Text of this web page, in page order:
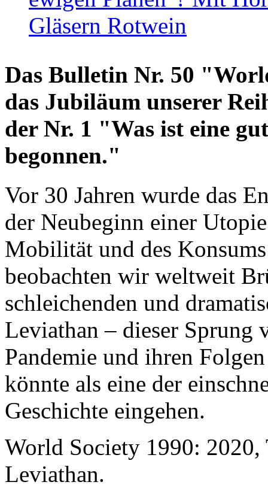
Gläsern Rotwein
Das Bulletin Nr. 50
das Jubiläum unserer
der Nr. 1 "Was ist eine
begonnen."
Vor 30 Jahren wurde das
der Neubeginn einer
Mobilität und des
beobachten wir weltweit
schleichenden und
Leviathan – dieser Sprung
Pandemie und ihren
könnte als eine der
Geschichte eingehen.
World Society 1990: 2020,
Leviathan.